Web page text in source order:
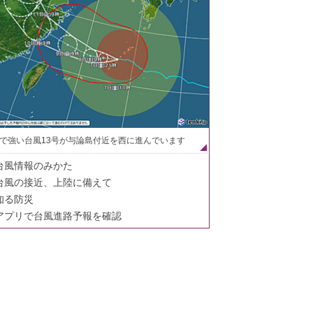
強い台風13号が与論島付近を西に進んでいます
風情報のみかた
風の接近、上陸に備えて
る防災
プリで台風進路予報を確認